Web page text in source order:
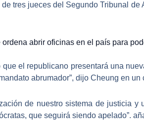
tres jueces del Segundo Tribunal
abrir oficinas en el país para
el republicano presentará una
abrumador”, dijo Cheung en un
de nuestro sistema de justicia
que seguirá siendo apelado”.